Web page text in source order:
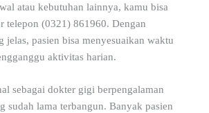
atau kebutuhan lainnya, kamu bisa
telepon (0321) 861960. Dengan
jelas, pasien bisa menyesuaikan waktu
aktivitas harian.
sebagai dokter gigi berpengalaman
sudah lama terbangun. Banyak pasien